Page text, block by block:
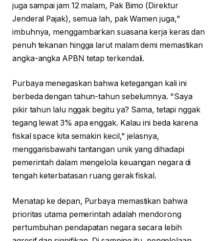
juga sampai jam 12 malam, Pak Bimo (Direktur
Jenderal Pajak), semua lah, pak Wamen juga,"
imbuhnya, menggambarkan suasana kerja keras dan
penuh tekanan hingga larut malam demi memastikan
angka-angka APBN tetap terkendali.
Purbaya menegaskan bahwa ketegangan kali ini
berbeda dengan tahun-tahun sebelumnya. "Saya
pikir tahun lalu nggak begitu ya? Sama, tetapi nggak
tegang lewat 3% apa enggak. Kalau ini beda karena
fiskal space kita semakin kecil," jelasnya,
menggarisbawahi tantangan unik yang dihadapi
pemerintah dalam mengelola keuangan negara di
tengah keterbatasan ruang gerak fiskal.
Menatap ke depan, Purbaya memastikan bahwa
prioritas utama pemerintah adalah mendorong
pertumbuhan pendapatan negara secara lebih